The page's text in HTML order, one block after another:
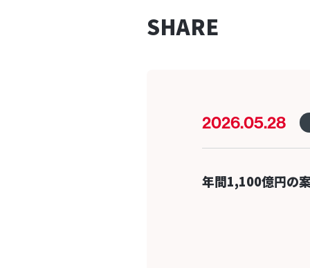
SHARE
2026.05.28
年間1,100億円の